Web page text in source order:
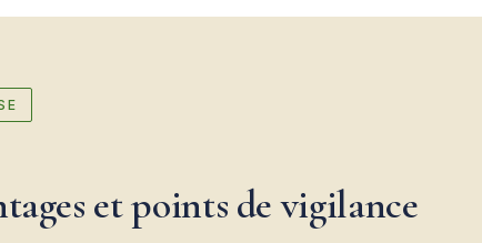
et points de vigilance